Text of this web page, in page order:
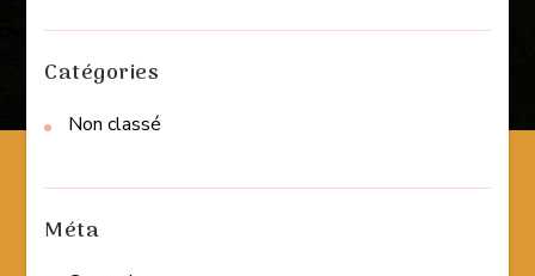
Catégories
Non classé
Méta